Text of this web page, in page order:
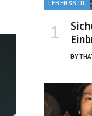
LEBENSSTIL
BY